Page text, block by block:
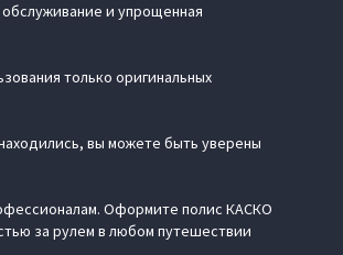
и упрощенная
только оригинальных
вы можете быть уверены
Оформите полис КАСКО
за рулем в любом путешествии